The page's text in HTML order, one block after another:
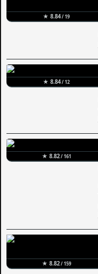
★ 8.84/ 19
★ 8.84/ 12
★ 8.82/ 161
★ 8.82/ 159